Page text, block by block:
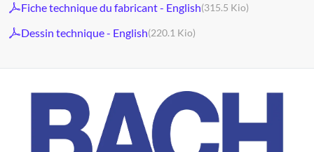
Fiche technique du fabricant - English(315.5 Kio)
Dessin technique - English(220.1 Kio)